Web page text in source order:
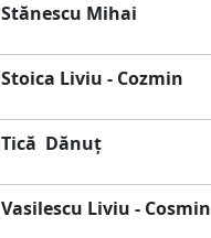
Stănescu Mihai
Stoica Liviu - Cozmin
Tică Dănuț
Vasilescu Liviu - Cosmin